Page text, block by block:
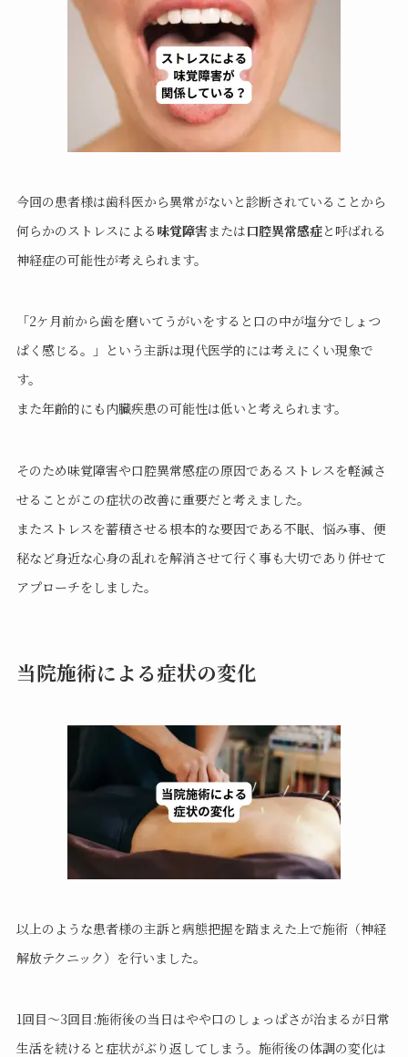
今回の患者様は歯科医から異常がないと診断されていることから
何らかのストレスによる 味覚障害または口腔異常感症と呼ばれる
神経症の可能性が考えられます。
「2ケ月前から歯を磨いてうがいをすると口の中が塩分でしょつ
ぱく感じる。
」という主訴は現代医学的には考えにくい現象で
す。
また年齢的にも内臓疾患の可能性は低いと考えられます。
そのため味覚障害や口腔異常感症の原因であるストレスを軽減さ
せることがこの症状の改善に重要だと考えました。
またストレスを蓄積させる根本的な要因である不眠、悩み事、便
秘など身近な心身の乱れを解消させて行く事も大切であり併せて
アプローチをしました。
当院施術による症状の変化
以上のような患者様の主訴と病態把握を踏まえた上で施術（神経
解放テクニック）を行いました。
1回目～3回目:施術後の当日はやや口のしょっぱさが治まるが日常
生活を続けると症状がぶり返してしまう。施術後の体調の変化は